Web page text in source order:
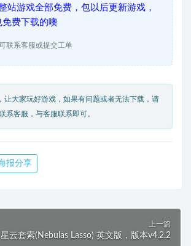
站游戏全部免费，包以后更新游戏，
免费下载的噢
联系客服或提交工单
让大家玩好游戏，如果有问题或者无法下载，请
系客服，与客服联系即可。
报分享
上一篇
星云套索(Nebulas Lasso) 英文版，版本v4.2.2